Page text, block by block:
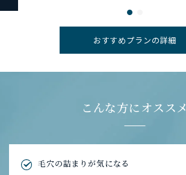
おすすめプランの詳細
こんな方にオススメ
毛穴の詰まりが気になる